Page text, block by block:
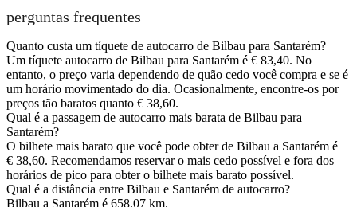
perguntas frequentes
Quanto custa um tíquete de autocarro de Bilbau para Santarém?
Um tíquete autocarro de Bilbau para Santarém é € 83,40. No
entanto, o preço varia dependendo de quão cedo você compra e se é
um horário movimentado do dia. Ocasionalmente, encontre-os por
preços tão baratos quanto € 38,60.
Qual é a passagem de autocarro mais barata de Bilbau para
Santarém?
O bilhete mais barato que você pode obter de Bilbau a Santarém é
€ 38,60. Recomendamos reservar o mais cedo possível e fora dos
horários de pico para obter o bilhete mais barato possível.
Qual é a distância entre Bilbau e Santarém de autocarro?
Bilbau a Santarém é 658,07 km.